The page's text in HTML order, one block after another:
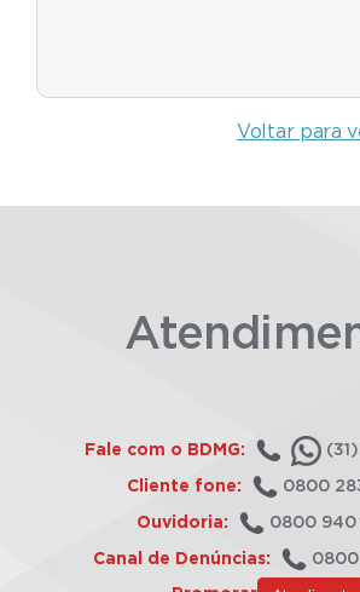
Voltar para
Fale com o BDMG:
Cliente fone: 0800
Ouvidoria: 0800 940
Canal de Denúncias: